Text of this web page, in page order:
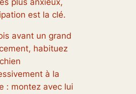
plus anxieux,
est la clé.
avant un grand
habituez
à la
: montez avec lui